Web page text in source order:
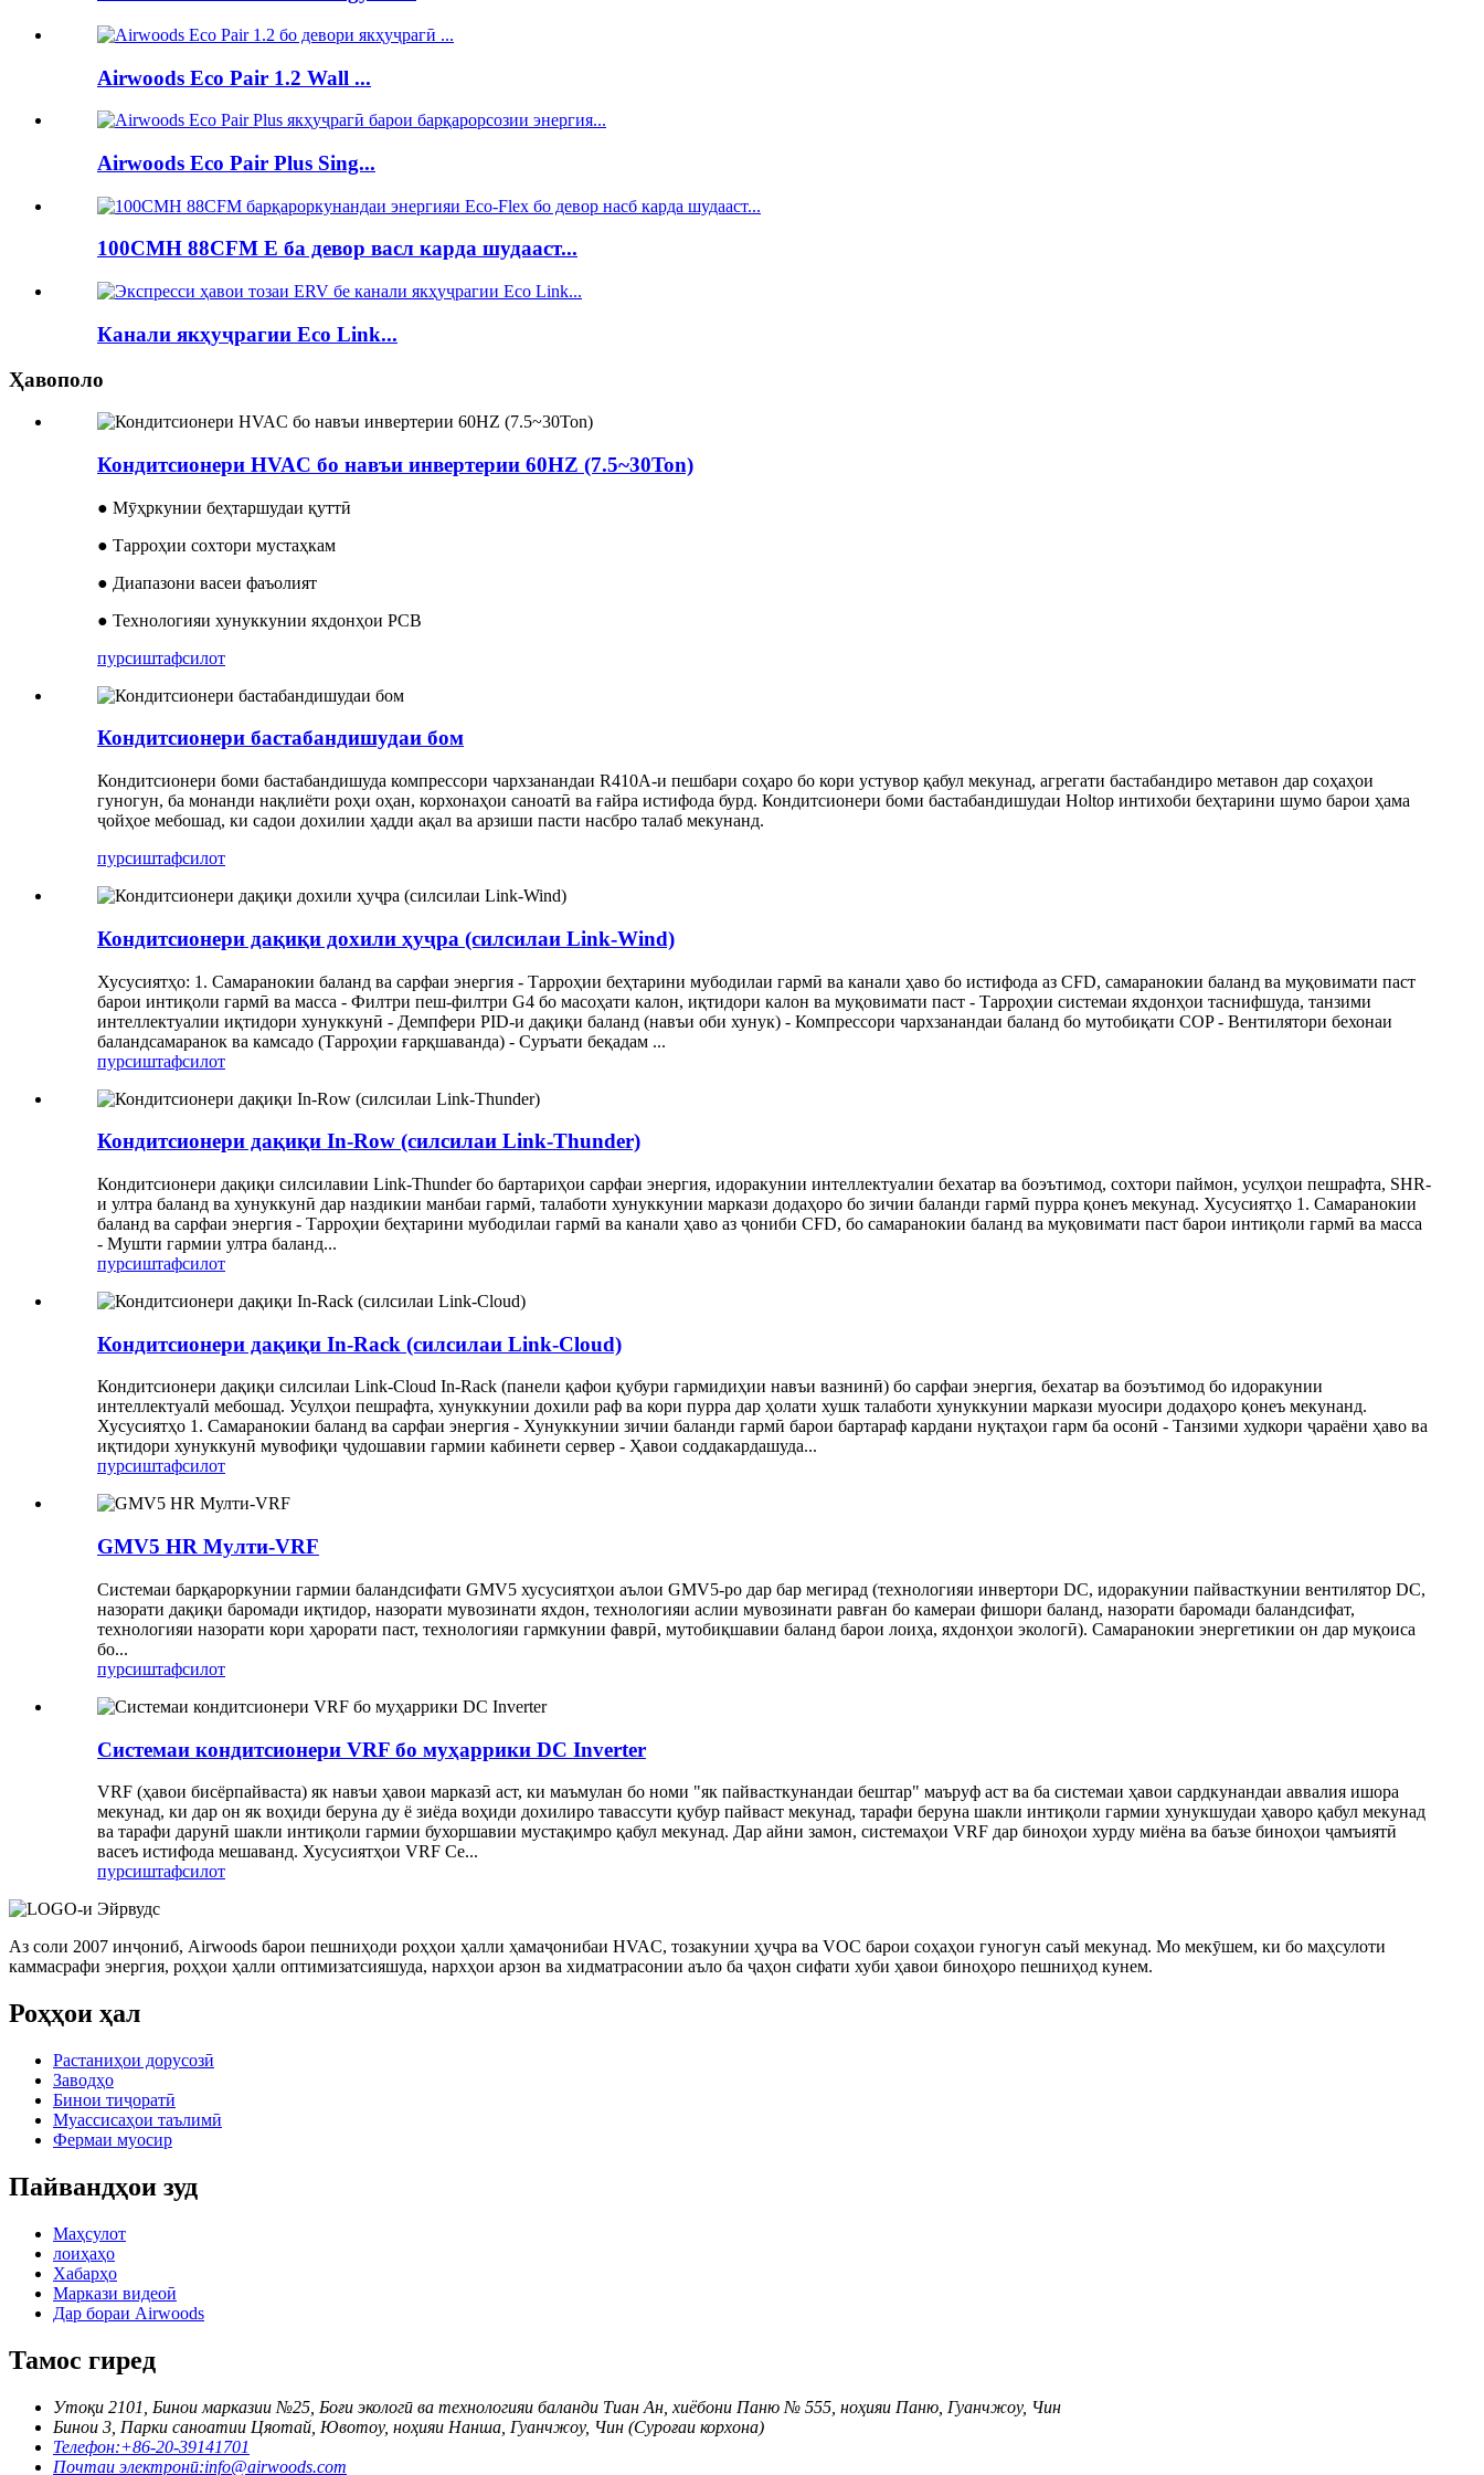
Airwoods Eco Pair 1.2 Wall ...
Airwoods Eco Pair Plus Sing...
100CMH 88CFM E ба девор васл карда шудааст...
Канали якҳуҷрагии Eco Link...
Ҳавополо
Кондитсионери HVAC бо навъи инвертерии 60HZ (7.5~30Ton)
● Мӯҳркунии беҳтаршудаи қуттӣ
● Тарроҳии сохтори мустаҳкам
● Диапазони васеи фаъолият
● Технологияи хунуккунии яхдонҳои PCB
пурсиштафсилот
Кондитсионери бастабандишудаи бом
Кондитсионери боми бастабандишуда компрессори чархзанандаи R410A-и пешбари соҳаро бо кори устувор қабул мекунад, агрегати бастабандиро метавон дар соҳаҳои
гуногун, ба монанди нақлиёти роҳи оҳан, корхонаҳои саноатӣ ва ғайра истифода бурд. Кондитсионери боми бастабандишудаи Holtop интихоби беҳтарини шумо барои ҳама
ҷойҳое мебошад, ки садои дохилии ҳадди ақал ва арзиши пасти насбро талаб мекунанд.
пурсиштафсилот
Кондитсионери дақиқи дохили ҳуҷра (силсилаи Link-Wind)
Хусусиятҳо: 1. Самаранокии баланд ва сарфаи энергия - Тарроҳии беҳтарини мубодилаи гармӣ ва канали ҳаво бо истифода аз CFD, самаранокии баланд ва муқовимати паст
барои интиқоли гармӣ ва масса - Филтри пеш-филтри G4 бо масоҳати калон, иқтидори калон ва муқовимати паст - Тарроҳии системаи яхдонҳои таснифшуда, танзими
интеллектуалии иқтидори хунуккунӣ - Демпфери PID-и дақиқи баланд (навъи оби хунук) - Компрессори чархзанандаи баланд бо мутобиқати COP - Вентилятори бехонаи
баландсамаранок ва камсадо (Тарроҳии ғарқшаванда) - Суръати беқадам ...
пурсиштафсилот
Кондитсионери дақиқи In-Row (силсилаи Link-Thunder)
Кондитсионери дақиқи силсилавии Link-Thunder бо бартариҳои сарфаи энергия, идоракунии интеллектуалии бехатар ва боэътимод, сохтори паймон, усулҳои пешрафта, SHR-
и ултра баланд ва хунуккунӣ дар наздикии манбаи гармӣ, талаботи хунуккунии маркази додаҳоро бо зичии баланди гармӣ пурра қонеъ мекунад. Хусусиятҳо 1. Самаранокии
баланд ва сарфаи энергия - Тарроҳии беҳтарини мубодилаи гармӣ ва канали ҳаво аз ҷониби CFD, бо самаранокии баланд ва муқовимати паст барои интиқоли гармӣ ва масса
- Мушти гармии ултра баланд...
пурсиштафсилот
Кондитсионери дақиқи In-Rack (силсилаи Link-Cloud)
Кондитсионери дақиқи силсилаи Link-Cloud In-Rack (панели қафои қубури гармидиҳии навъи вазнинӣ) бо сарфаи энергия, бехатар ва боэътимод бо идоракунии
интеллектуалӣ мебошад. Усулҳои пешрафта, хунуккунии дохили раф ва кори пурра дар ҳолати хушк талаботи хунуккунии маркази муосири додаҳоро қонеъ мекунанд.
Хусусиятҳо 1. Самаранокии баланд ва сарфаи энергия - Хунуккунии зичии баланди гармӣ барои бартараф кардани нуқтаҳои гарм ба осонӣ - Танзими худкори ҷараёни ҳаво ва
иқтидори хунуккунӣ мувофиқи ҷудошавии гармии кабинети сервер - Ҳавои соддакардашуда...
пурсиштафсилот
GMV5 HR Мулти-VRF
Системаи барқароркунии гармии баландсифати GMV5 хусусиятҳои аълои GMV5-ро дар бар мегирад (технологияи инвертори DC, идоракунии пайвасткунии вентилятор DC,
назорати дақиқи баромади иқтидор, назорати мувозинати яхдон, технологияи аслии мувозинати равған бо камераи фишори баланд, назорати баромади баландсифат,
технологияи назорати кори ҳарорати паст, технологияи гармкунии фаврӣ, мутобиқшавии баланд барои лоиҳа, яхдонҳои экологӣ). Самаранокии энергетикии он дар муқоиса
бо...
пурсиштафсилот
Системаи кондитсионери VRF бо муҳаррики DC Inverter
VRF (ҳавои бисёрпайваста) як навъи ҳавои марказӣ аст, ки маъмулан бо номи "як пайвасткунандаи бештар" маъруф аст ва ба системаи ҳавои сардкунандаи аввалия ишора
мекунад, ки дар он як воҳиди беруна ду ё зиёда воҳиди дохилиро тавассути қубур пайваст мекунад, тарафи беруна шакли интиқоли гармии хунукшудаи ҳаворо қабул мекунад
ва тарафи дарунӣ шакли интиқоли гармии бухоршавии мустақимро қабул мекунад. Дар айни замон, системаҳои VRF дар биноҳои хурду миёна ва баъзе биноҳои ҷамъиятӣ
васеъ истифода мешаванд. Хусусиятҳои VRF Ce...
пурсиштафсилот
Аз соли 2007 инҷониб, Airwoods барои пешниҳоди роҳҳои ҳалли ҳамаҷонибаи HVAC, тозакунии ҳуҷра ва VOC барои соҳаҳои гуногун саъй мекунад. Мо мекӯшем, ки бо маҳсулоти
каммасрафи энергия, роҳҳои ҳалли оптимизатсияшуда, нархҳои арзон ва хидматрасонии аъло ба ҷаҳон сифати хуби ҳавои биноҳоро пешниҳод кунем.
Роҳҳои ҳал
Растаниҳои дорусозӣ
Заводҳо
Бинои тиҷоратӣ
Муассисаҳои таълимӣ
Фермаи муосир
Пайвандҳои зуд
Маҳсулот
лоиҳаҳо
Хабарҳо
Маркази видеоӣ
Дар бораи Airwoods
Тамос гиред
Утоқи 2101, Бинои марказии №25, Боғи экологӣ ва технологияи баланди Тиан Ан, хиёбони Паню № 555, ноҳияи Паню, Гуанчжоу, Чин
Бинои 3, Парки саноатии Цяотай, Ювотоу, ноҳияи Нанша, Гуанчжоу, Чин (Суроғаи корхона)
Телефон:+86-20-39141701
Почтаи электронӣ:info@airwoods.com